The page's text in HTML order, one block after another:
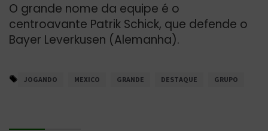
O grande nome da equipe é o
centroavante Patrik Schick, que defende o
Bayer Leverkusen (Alemanha).
JOGANDO MEXICO GRANDE DESTAQUE GRUPO